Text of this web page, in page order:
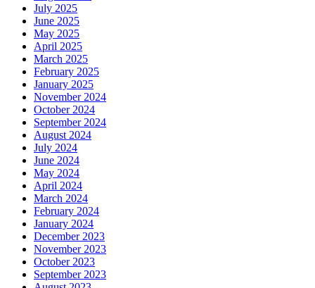
July 2025
June 2025
May 2025
April 2025
March 2025
February 2025
January 2025
November 2024
October 2024
September 2024
August 2024
July 2024
June 2024
May 2024
April 2024
March 2024
February 2024
January 2024
December 2023
November 2023
October 2023
September 2023